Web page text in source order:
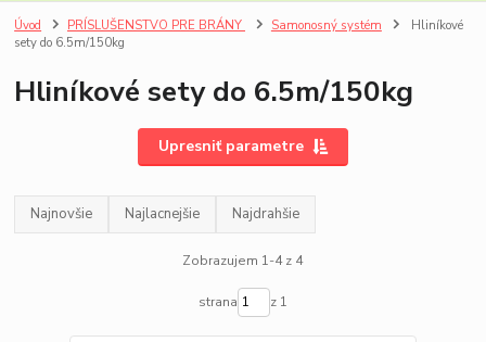
Úvod PRÍSLUŠENSTVO PRE BRÁNY Samonosný systém
Hliníkové
sety do 6.5m/150kg
Hliníkové sety do 6.5m/150kg
Upresniť parametre
Najnovšie Najlacnejšie Najdrahšie
Zobrazujem 1-4 z 4
strana z 1